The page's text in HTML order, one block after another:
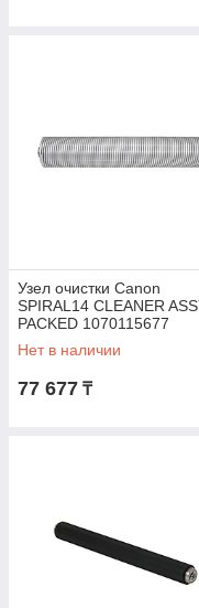
Узел очистки Canon
SPIRAL14 CLEANER
PACKED 1070115677
Нет в наличии
77 677 ₸